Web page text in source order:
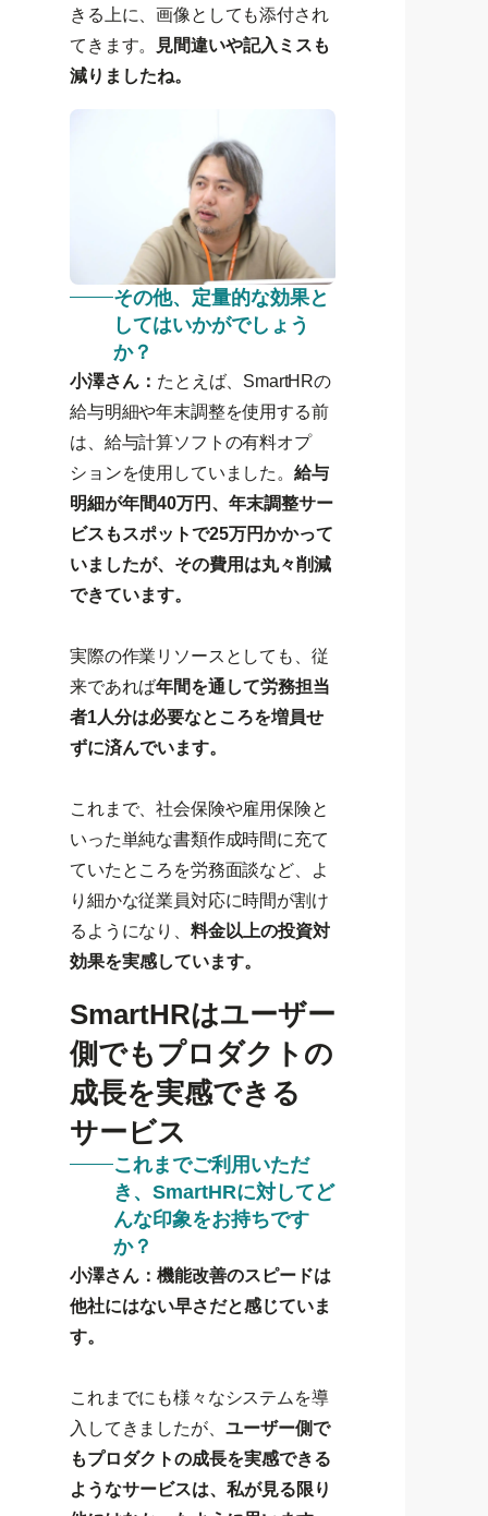
きる上に、画像としても添付され
てきます。
見間違いや記入ミスも
減りましたね。
その他、定量的な効果と
してはいかがでしょう
か？
小澤さん： たとえば、SmartHRの
給与明細や年末調整を使用する前
は、給与計算ソフトの有料オプ
ションを使用していました。 給与
明細が年間40万円、年末調整サー
ビスもスポットで25万円かかって
いましたが、その費用は丸々削減
できています。
実際の作業リソースとしても、従
来であれば年間を通して労務担当
者1人分は必要なところを増員せ
ずに済んでいます。
これまで、社会保険や雇用保険と
いった単純な書類作成時間に充て
ていたところを労務面談など、よ
り細かな従業員対応に時間が割け
るようになり、 料金以上の投資対
効果を実感しています。
SmartHRはユーザー
側でもプロダクトの
成長を実感できる
サービス
これまでご利用いただ
き、SmartHRに対してど
んな印象をお持ちです
か？
小澤さん：機能改善のスピードは
他社にはない早さだと感じていま
す。
これまでにも様々なシステムを導
入してきましたが、 ユーザー側で
もプロダクトの成長を実感できる
ようなサービスは、私が見る限り